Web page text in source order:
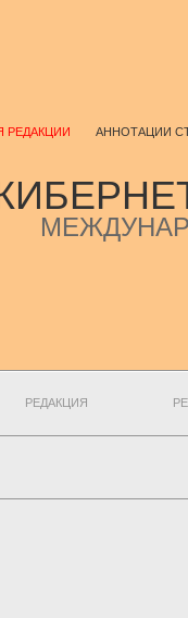
РЕДАКЦИИ АННОТАЦИИ
РЕДАКЦИЯ